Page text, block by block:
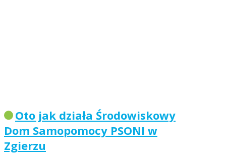
Oto jak działa Środowiskowy
Dom Samopomocy PSONI w
Zgierzu